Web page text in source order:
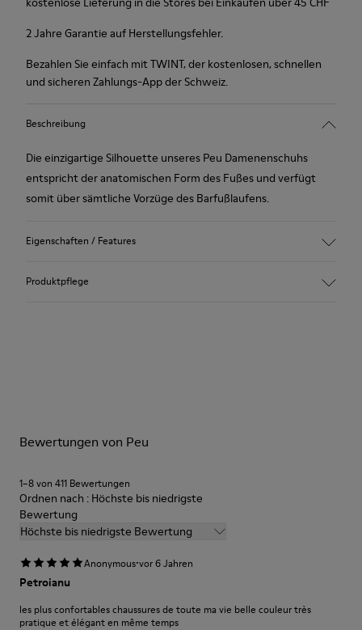
2 Jahre Garantie auf Herstellungsfehler.
Bezahlen Sie einfach mit TWINT, der kostenlosen, schnellen
und sicheren Zahlungs-App der Schweiz.
Beschreibung
Die einzigartige Silhouette unseres Peu Damenenschuhs
entspricht der anatomischen Form des Fußes und verfügt
somit über sämtliche Vorzüge des Barfußlaufens.
Eigenschaften / Features
Farbe: Grau.
Produktpflege
Schuhpflegeanleitung.
Bewertungen von Peu
1–8 von 411 Bewertungen
Ordnen nach : Höchste bis niedrigste
Bewertung
Höchste bis niedrigste Bewertung
Anonymous·vor 6 Jahren
Petroianu
les plus confortables chaussures de toute ma vie belle couleur très
pratique et élégant en même temps